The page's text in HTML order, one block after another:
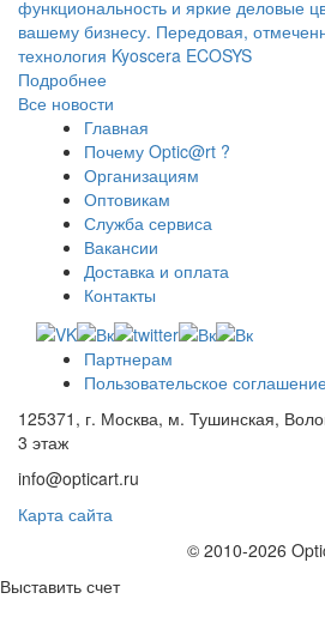
функциональность и яркие деловые
вашему бизнесу. Передовая,
технология Kyoscera ECOSYS
Подробнее
Все новости
Главная
Почему Optic@rt ?
Организациям
Оптовикам
Служба сервиса
Вакансии
Доставка и оплата
Контакты
Партнерам
Пользовательское
125371, г. Москва, м. Тушинская,
3 этаж
info@opticart.ru
Карта сайта
© 2010-2026
Выставить счет